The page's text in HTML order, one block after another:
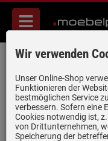
Menü
Küppersbusch
Pyrolyse
Artikel-Nummer:19962258 |
EAN:4037321040107
Wir verwenden
Unser Online-Shop
Funktionieren der
bestmöglichen Service
verbessern. Sofern eine
Cookies notwendig ist,
von Drittunternehmen,
Speicherung der